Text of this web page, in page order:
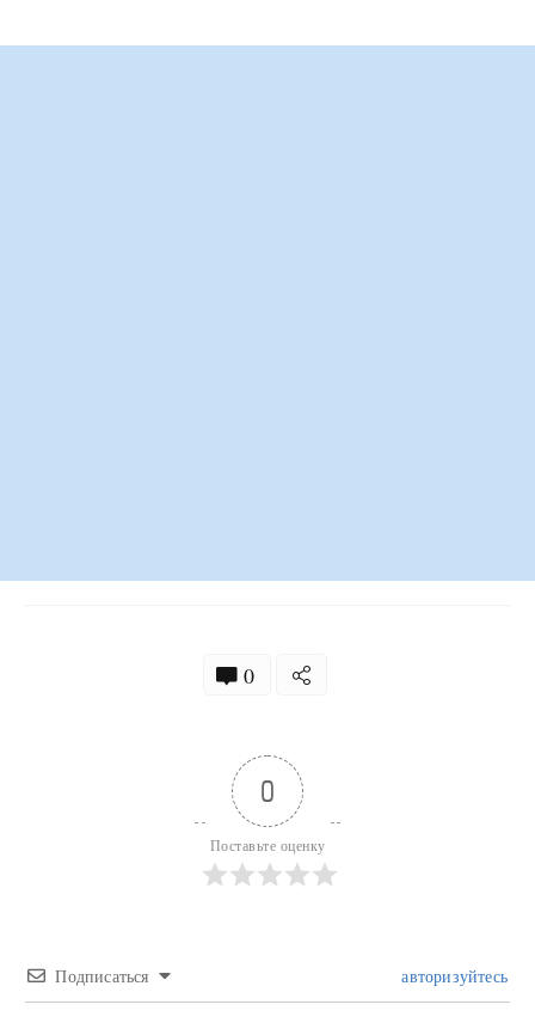
0
0
Поставьте оценку
Подписаться авторизуйтесь